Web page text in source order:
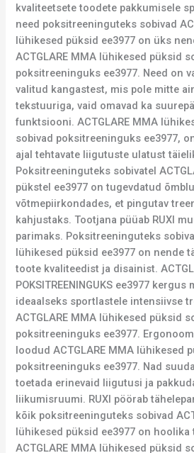
kvaliteetsete toodete pakkumisele
need poksitreeninguteks sobivad
lühikesed püksid ee3977 on üks
ACTGLARE MMA lühikesed püksid
poksitreeninguks ee3977. Need on
valitud kangastest, mis pole mitte
tekstuuriga, vaid omavad ka
funktsiooni. ACTGLARE MMA
sobivad poksitreeninguks ee3977,
ajal tehtavate liigutuste ulatust
Poksitreeninguteks sobivatel
pükstel ee3977 on tugevdatud
võtmepiirkondades, et pingutav
kahjustaks. Tootjana püüab RUXI
parimaks. Poksitreeninguteks
lühikesed püksid ee3977 on nende
toote kvaliteedist ja disainist.
POKSITREENINGUKS ee3977 kergus
ideaalseks sportlastele intensiivse
ACTGLARE MMA lühikesed püksid
poksitreeninguks ee3977.
loodud ACTGLARE MMA lühikesed
poksitreeninguks ee3977. Nad
toetada erinevaid liigutusi ja
liikumisruumi. RUXI pöörab
kõik poksitreeninguteks sobivad
lühikesed püksid ee3977 on
ACTGLARE MMA lühikesed püksid